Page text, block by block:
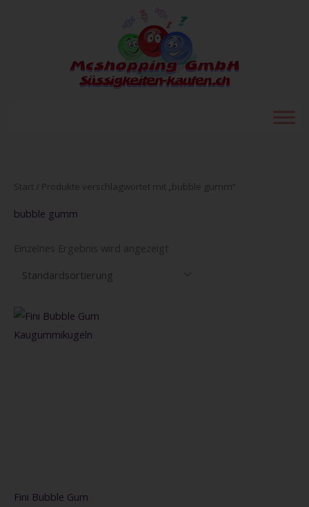
Start / Produkte verschlagwortet mit „bubble gumm“
bubble gumm
Einzelnes Ergebnis wird angezeigt
Fini Bubble Gum